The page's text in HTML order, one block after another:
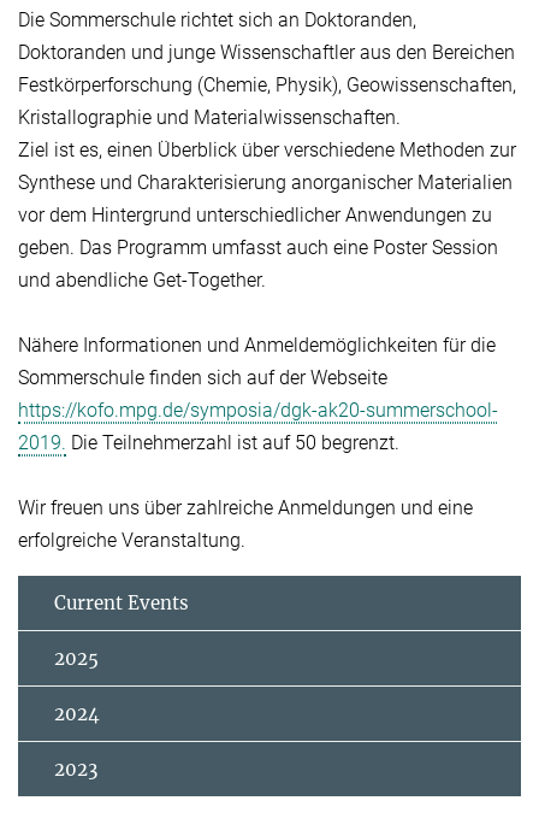
Die Sommerschule richtet sich an Doktoranden,
Doktoranden und junge Wissenschaftler aus den Bereichen
Festkörperforschung (Chemie, Physik), Geowissenschaften,
Kristallographie und Materialwissenschaften.
Ziel ist es, einen Überblick über verschiedene Methoden zur
Synthese und Charakterisierung anorganischer Materialien
vor dem Hintergrund unterschiedlicher Anwendungen zu
geben. Das Programm umfasst auch eine Poster Session
und abendliche Get-Together.
Nähere Informationen und Anmeldemöglichkeiten für die
Sommerschule finden sich auf der Webseite
https://kofo.mpg.de/symposia/dgk-ak20-summerschool-
2019. Die Teilnehmerzahl ist auf 50 begrenzt.
Wir freuen uns über zahlreiche Anmeldungen und eine
erfolgreiche Veranstaltung.
Current Events
2025
2024
2023